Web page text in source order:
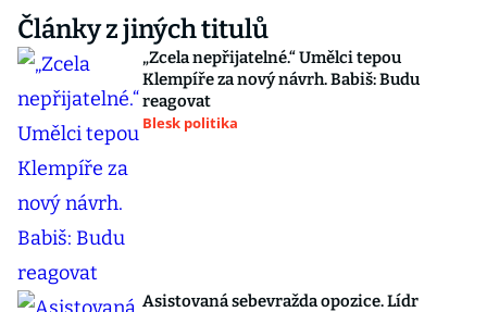
Články z jiných titulů
„Zcela nepřijatelné.“ Umělci tepou
Klempíře za nový návrh. Babiš: Budu
reagovat
Blesk politika
Asistovaná sebevražda opozice. Lídr